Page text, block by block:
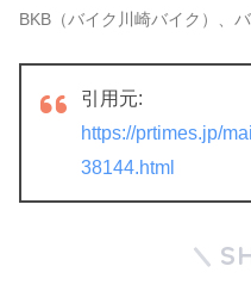
BKB（バイク川崎バイク）、
引用元:
https://prtimes.jp/
38144.html